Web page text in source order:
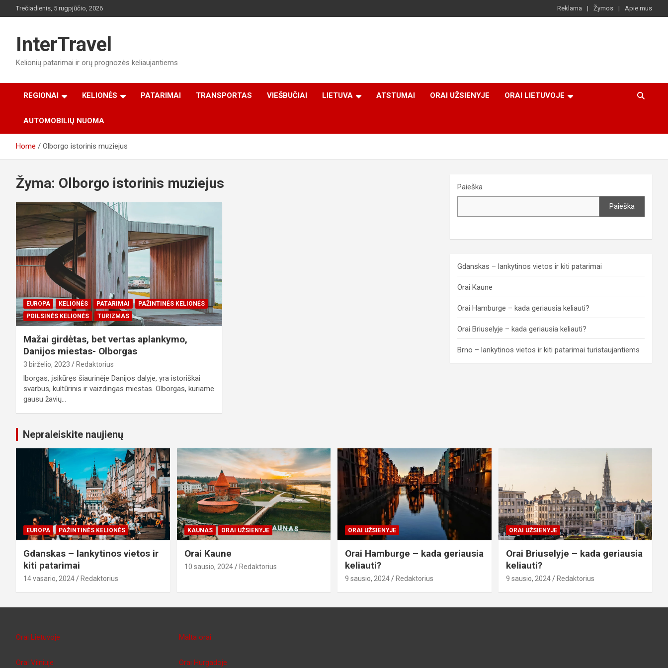
to
Trečiadienis, 5 rugpjūčio, 2026 Reklama Žymos Apie mus
InterTravel
Kelionių patarimai ir orų prognozės keliaujantiems
REGIONAI KELIONĖS PATARIMAI TRANSPORTAS VIEŠBUČIAI LIETUVA ATSTUMAI ORAI UŽSIENYJE ORAI LIETUVOJE
AUTOMOBILIŲ NUOMA
Home Olborgo istorinis muziejus
Žyma: Olborgo istorinis muziejus
EUROPA KELIONĖS PATARIMAI
PAŽINTINĖS KELIONĖS
POILSINĖS KELIONĖS
TURIZMAS
Mažai girdėtas, bet vertas aplankymo,
Danijos miestas- Olborgas
3 birželio, 2023 Redaktorius
lborgas, įsikūręs šiaurinėje Danijos dalyje, yra istoriškai
svarbus, kultūrinis ir vaizdingas miestas. Olborgas, kuriame
gausu žavių…
Paieška
Paieška
Gdanskas – lankytinos vietos ir kiti patarimai
Orai Kaune
Orai Hamburge – kada geriausia keliauti?
Orai Briuselyje – kada geriausia keliauti?
Brno – lankytinos vietos ir kiti patarimai turistaujantiems
Nepraleiskite naujienų
EUROPA PAŽINTINĖS KELIONĖS
Gdanskas – lankytinos vietos ir
kiti patarimai
14 vasario, 2024 Redaktorius
KAUNAS ORAI UŽSIENYJE
Orai Kaune
10 sausio, 2024 Redaktorius
ORAI UŽSIENYJE
Orai Hamburge – kada geriausia
keliauti?
9 sausio, 2024 Redaktorius
ORAI UŽSIENYJE
Orai Briuselyje – kada geriausia
keliauti?
9 sausio, 2024 Redaktorius
Orai Lietuvoje
Orai Vilniuje
Malta orai
Orai Hurgadoje